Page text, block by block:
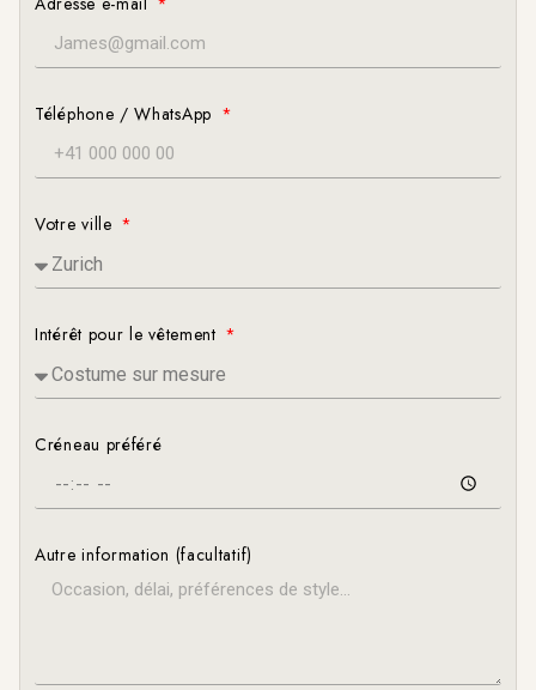
Téléphone / WhatsApp
Votre ville
Intérêt pour le vêtement
Créneau préféré
Autre information (facultatif)